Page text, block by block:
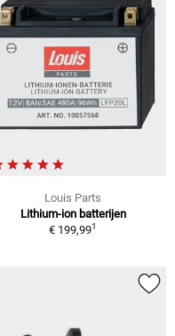
Louis Parts
Lithium-ion batterijen
€ 199,991